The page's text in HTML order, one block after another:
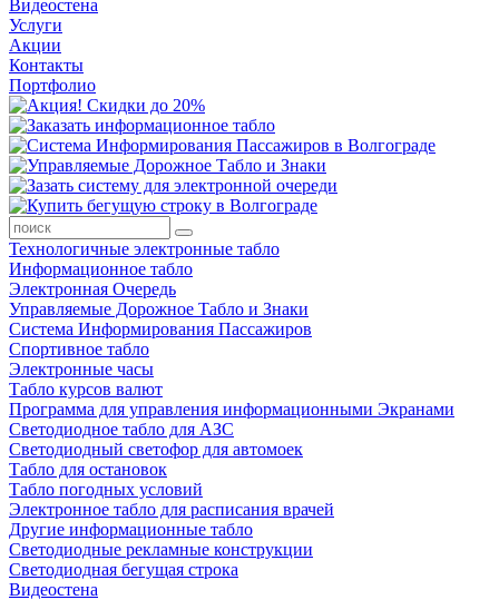
Видеостена
Услуги
Акции
Контакты
Портфолио
Технологичные электронные табло
Информационное табло
Электронная Очередь
Управляемые Дорожное Табло и Знаки
Система Информирования Пассажиров
Спортивное табло
Электронные часы
Табло курсов валют
Программа для управления информационными Экранами
Светодиодное табло для АЗС
Светодиодный светофор для автомоек
Табло для остановок
Табло погодных условий
Электронное табло для расписания врачей
Другие информационные табло
Светодиодные рекламные конструкции
Светодиодная бегущая строка
Видеостена